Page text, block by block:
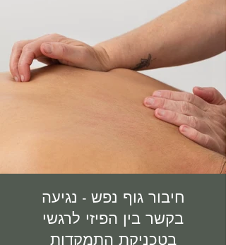
חיבור גוף נפש - נגיעה
בקשר בין הפיזי לרגשי
בטכניקת התמקדות